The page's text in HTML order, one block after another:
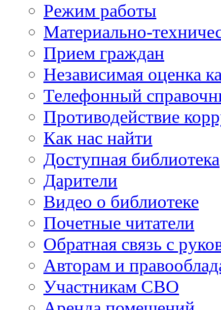
Режим работы
Материально-
Прием граждан
Независимая оценка
Телефонный
Противодействие
Как нас найти
Доступная библиотека
Дарители
Видео о библиотеке
Почетные читатели
Обратная связь с
Авторам и
Участникам СВО